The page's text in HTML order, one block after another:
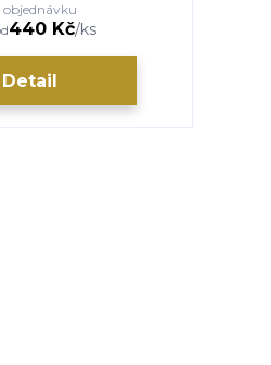
440 Kč/ks
objednávku
Detail